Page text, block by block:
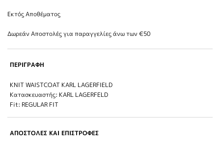
Εκτός Αποθέματος
Δωρεάν Αποστολές για παραγγελίες άνω των €50
ΠΕΡΙΓΡΑΦΗ
KNIT WAISTCOAT KARL LAGERFIELD
Κατασκευαστής: KARL LAGERFELD
Fit: REGULAR FIT
ΑΠΟΣΤΟΛΕΣ ΚΑΙ ΕΠΙΣΤΡΟΦΕΣ